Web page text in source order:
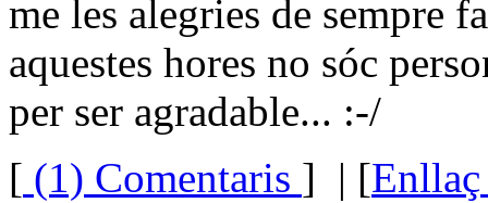
me les alegries de sempre
aquestes hores no sóc
per ser agradable... :-/
[ (1) Comentaris ] | [Enllaç